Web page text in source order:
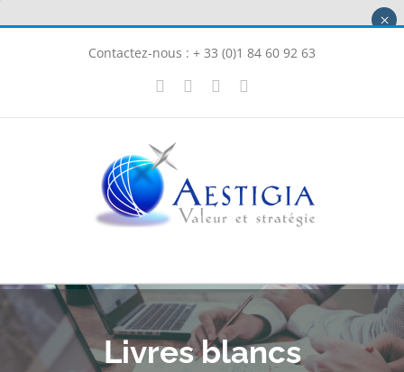
Contactez-nous : + 33 (0)1 84 60 92 63
LinkedInInstagram
Livres blancs
×